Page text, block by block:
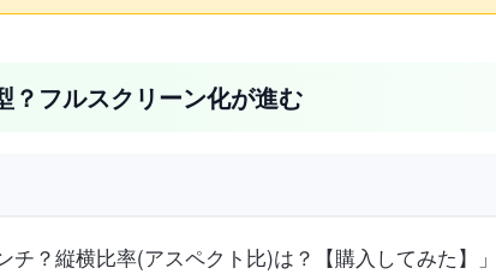
？フルスクリーン化が進む
チ？縦横比率(アスペクト比)は？【購入してみた